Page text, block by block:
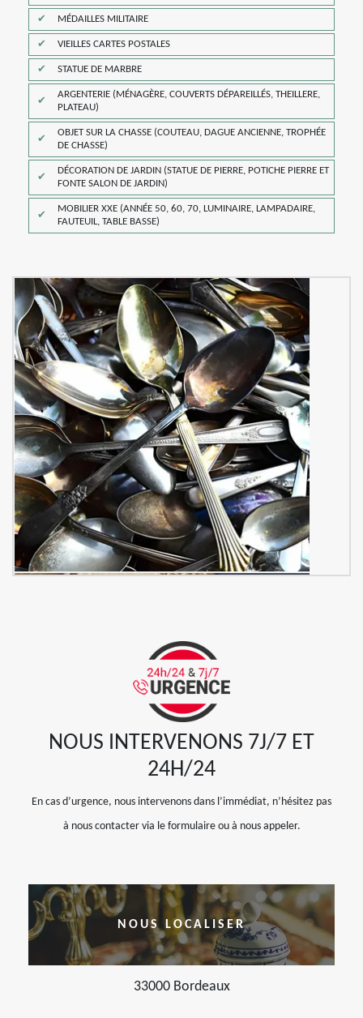
MÉDAILLES MILITAIRE
VIEILLES CARTES POSTALES
STATUE DE MARBRE
ARGENTERIE (MÉNAGÈRE, COUVERTS DÉPAREILLÉS, THEILLERE,
PLATEAU)
OBJET SUR LA CHASSE (COUTEAU, DAGUE ANCIENNE, TROPHÉE
DE CHASSE)
DÉCORATION DE JARDIN (STATUE DE PIERRE, POTICHE PIERRE ET
FONTE SALON DE JARDIN)
MOBILIER XXE (ANNÉE 50, 60, 70, LUMINAIRE, LAMPADAIRE,
FAUTEUIL, TABLE BASSE)
NOUS INTERVENONS 7J/7 ET
24H/24
En cas d’urgence, nous intervenons dans l’immédiat, n’hésitez pas
à nous contacter via le formulaire ou à nous appeler.
NOUS LOCALISER
33000 Bordeaux